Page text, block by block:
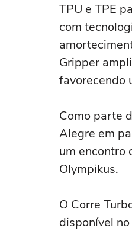
TPU e TPE
com
Gripper
favorecendo
Como parte
Alegre em
um encontro
Olympikus.
O Corre
disponível